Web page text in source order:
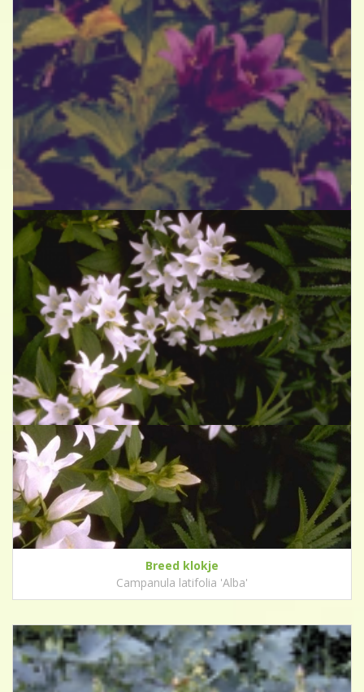
Breed klokje
Campanula latifolia var. macrantha
Breed klokje
Campanula latifolia 'Alba'